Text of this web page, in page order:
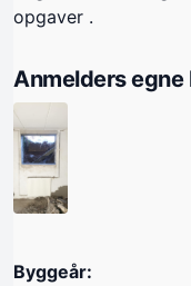
opgaver .
Anmelders egne
Byggeår: